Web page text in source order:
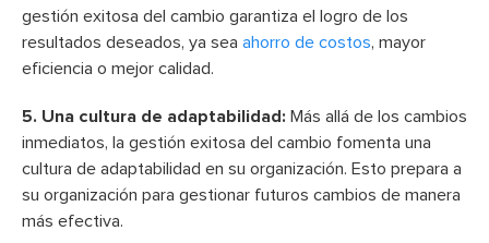
gestión exitosa del cambio garantiza el logro de los
resultados deseados, ya sea ahorro de costos, mayor
eficiencia o mejor calidad.
5. Una cultura de adaptabilidad: Más allá de los cambios
inmediatos, la gestión exitosa del cambio fomenta una
cultura de adaptabilidad en su organización. Esto prepara a
su organización para gestionar futuros cambios de manera
más efectiva.